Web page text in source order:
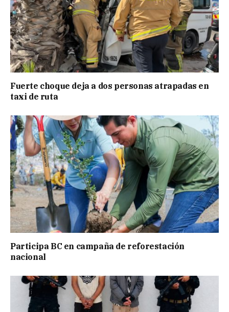
Fuerte choque deja a dos personas atrapadas en
taxi de ruta
Participa BC en campaña de reforestación
nacional